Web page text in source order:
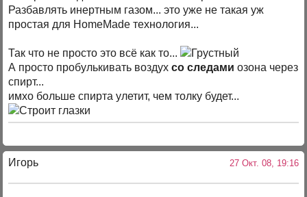
Разбавлять инертным газом... это уже не такая уж
простая для HomeMade технология...
Так что не просто это всё как то...
А просто пробулькивать воздухсо следами озона через
спирт...
имхо больше спирта улетит, чем толку будет...
Игорь 27 Окт. 08, 19:16